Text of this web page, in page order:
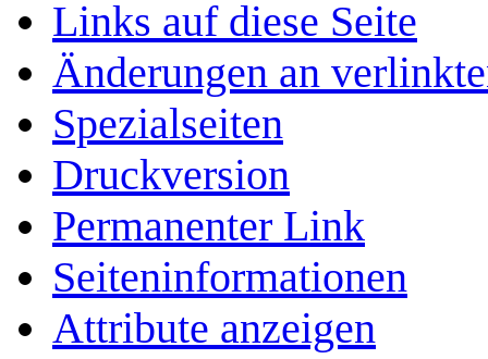
Links auf diese Seite
Änderungen an
Spezialseiten
Druckversion
Permanenter Link
Seiten­­informationen
Attribute anzeigen